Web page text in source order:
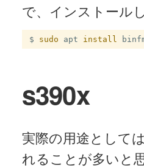
で、インストール
$ sudo apt install
s390x
実際の用途としては
れることが多いと